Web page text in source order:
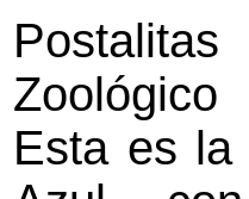
Esta es la